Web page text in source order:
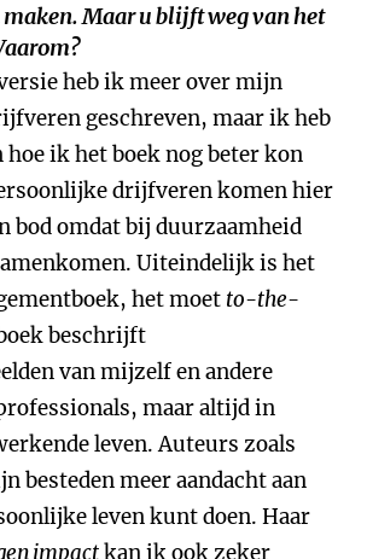
Maar u blijft weg van het
heb ik meer over mijn
geschreven, maar ik heb
hoe ik het boek nog beter kon
drijfveren komen hier
bod omdat bij duurzaamheid
Uiteindelijk is het
het moet to-the-
beschrijft
van mijzelf en andere
maar altijd in
leven. Auteurs zoals
besteden meer aandacht aan
leven kunt doen. Haar
impactkan ik ook zeker